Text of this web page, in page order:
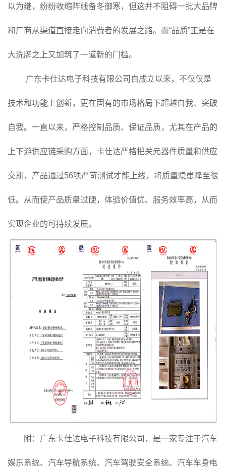
以为继，纷纷收缩阵线备冬御寒，但这并不阻碍一批大品牌
和厂商从渠道直接走向消费者的发展之路。而“品质”正是在
大洗牌之上又加筑了一道新的门槛。
广东卡仕达电子科技有限公司自成立以来，不仅仅是
技术和功能上创新，更在固有的市场格局下超越自我、突破
自我。一直以来，严格控制品质、保证品质，尤其在产品的
上下游供应链采购方面，卡仕达严格把关元器件质量和供应
交期，产品通过56项严苛测试才能上线，将质量隐患降至很
低。从而使产品质量过硬，体验价值优、服务效率高，从而
实现企业的可持续发展。
附：广东卡仕达电子科技有限公司，是一家专注于汽车
娱乐系统、汽车导航系统、汽车驾驶安全系统、汽车车身电